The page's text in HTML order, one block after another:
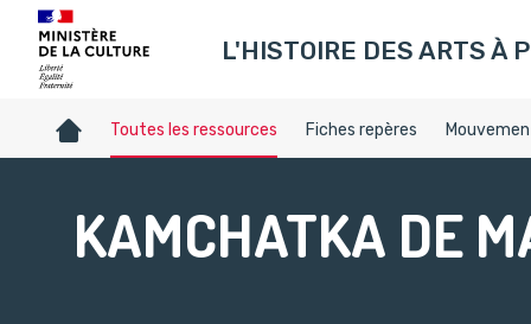
L'HISTOIRE DES ARTS À
Accueil Toutes les ressources Fiches repères
KAMCHATKA DE
Gestion de vos préférences sur les témoins de connexion